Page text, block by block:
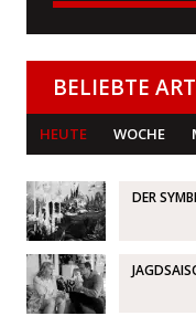
BELIEBTE
HEUTE WOCHE
DER